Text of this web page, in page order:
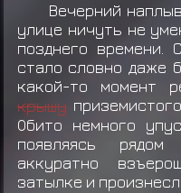
Вечерний
улице ничуть не
позднего времени.
стало словно даже
какой-то момент
крышу
Обито немного
появляясь
аккуратно
затылке и